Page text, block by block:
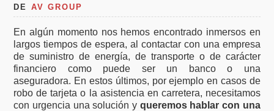
DE AV GROUP
En algún momento nos hemos encontrado inmersos en
largos tiempos de espera, al contactar con una empresa
de suministro de energía, de transporte o de carácter
financiero como puede ser un banco o una
aseguradora. En estos últimos, por ejemplo en casos de
robo de tarjeta o la asistencia en carretera, necesitamos
con urgencia una solución y queremos hablar con una